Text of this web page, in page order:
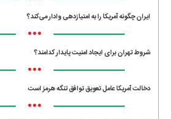
ایران چگونه آمریکا را به امتیازدهی وادار می‌کند؟
•••
شروط تهران برای ایجاد امنیت پایدار کدامند؟
•••
دخالت آمریکا عامل تعویق توافق تنگه هرمز است
•••